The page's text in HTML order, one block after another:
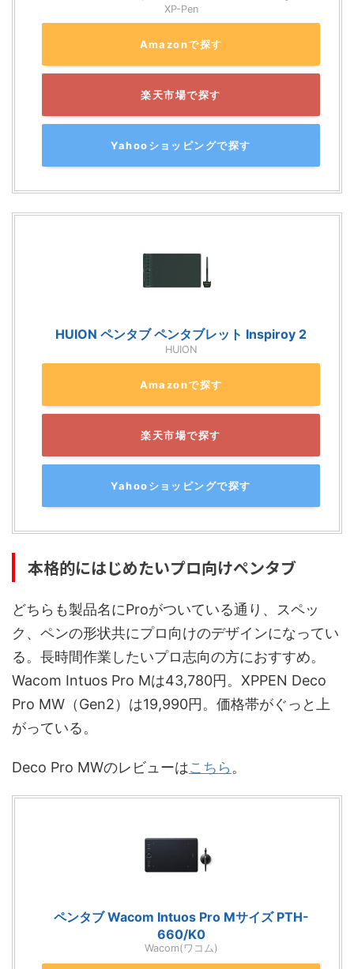
XP-Pen
Amazonで探す
楽天市場で探す
Yahooショッピングで探す
HUION ペンタブ ペンタブレット Inspiroy 2
HUION
Amazonで探す
楽天市場で探す
Yahooショッピングで探す
本格的にはじめたいプロ向けペンタブ
どちらも製品名にProがついている通り、スペッ
ク、ペンの形状共にプロ向けのデザインになってい
る。長時間作業したいプロ志向の方におすすめ。
Wacom Intuos Pro Mは43,780円。XPPEN Deco
Pro MW（Gen2）は19,990円。価格帯がぐっと上
がっている。
Deco Pro MWのレビューはこちら 。
ペンタブ Wacom Intuos Pro Mサイズ PTH-
660/K0
Wacom(ワコム)